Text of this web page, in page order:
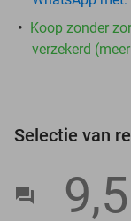
Koop zonder
verzekerd
Selectie van
9,5